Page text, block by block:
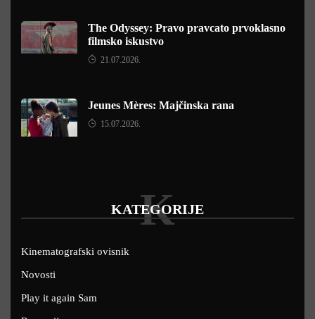
The Odyssey: Pravo pravcato prvoklasno
filmsko iskustvo
21.07.2026.
Jeunes Mères: Majčinska rana
15.07.2026.
KATEGORIJE
K
Kinematografski ovisnik
Novosti
Play it again Sam